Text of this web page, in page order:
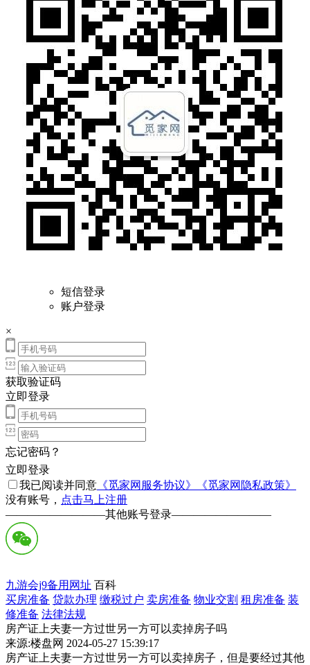
短信登录
账户登录
×
获取验证码
立即登录
忘记密码？
立即登录
我已阅读并同意 《觅家网服务协议》
《觅家网隐私政策》
没有账号， 点击马上注册
—————————其他账号登录—————————
九游会j9备用网址 百科
买房准备 贷款办理 缴税过户 卖房准备 物业交割 租房准备 装
修准备 法律法规
房产证上夫妻一方过世另一方可以卖掉房子吗
来源:楼盘网 2024-05-27 15:39:17
房产证上夫妻一方过世另一方可以卖掉房子，但是要经过其他